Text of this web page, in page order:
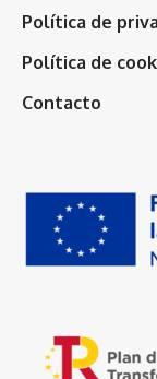
Política de
Política de
Contacto